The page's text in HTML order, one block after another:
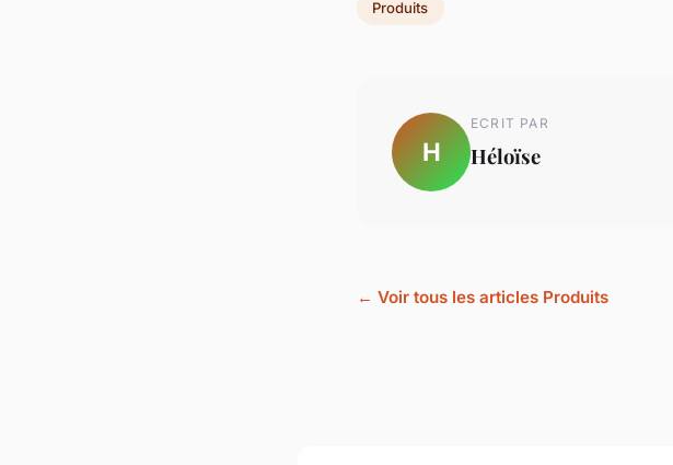
Produits
H
ECRIT PAR
Héloïse
← Voir tous les articles Produits